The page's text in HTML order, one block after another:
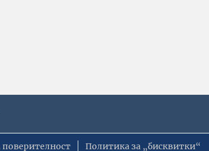
Политика за „бисквитки“